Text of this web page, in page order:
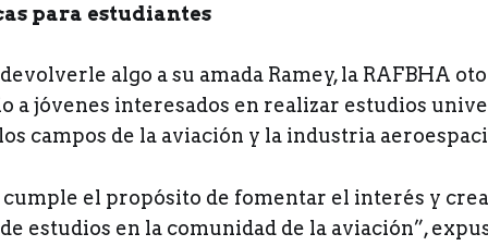
para estudiantes
algo a su amada Ramey, la RAFBHA
a jóvenes interesados en realizar estudios
campos de la aviación y la industria
cumple el propósito de fomentar el interés y
estudios en la comunidad de la aviación”,